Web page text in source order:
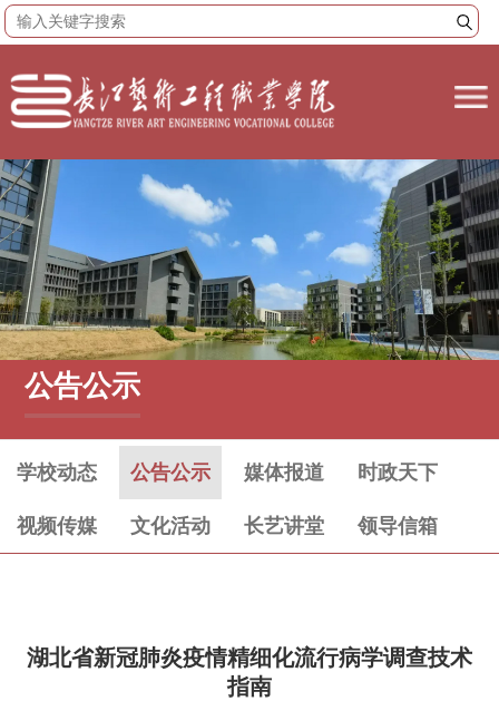
公告公示
学校动态 公告公示 媒体报道 时政天下
视频传媒 文化活动 长艺讲堂 领导信箱
湖北省新冠肺炎疫情精细化流行病学调查技术
指南